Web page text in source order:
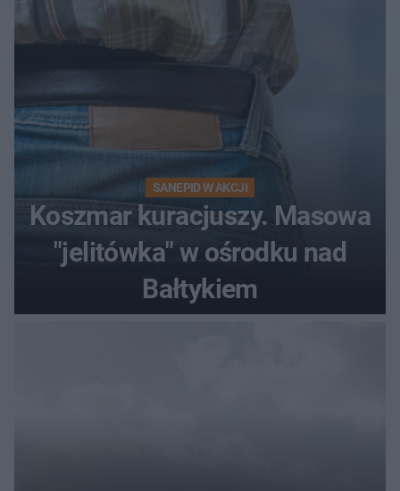
sieci
SANEPID W AKCJI
Koszmar kuracjuszy. Masowa
"jelitówka" w ośrodku nad
Bałtykiem